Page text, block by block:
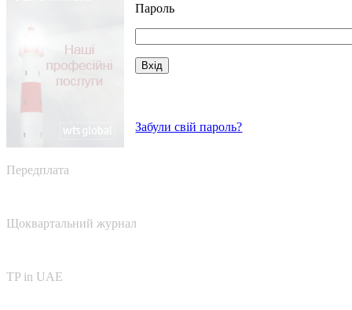
Пароль
Забули свій пароль?
Передплата
Щоквартальний журнал
TP in UAE